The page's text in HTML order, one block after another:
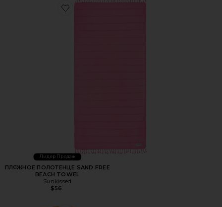
Favorite ПЛЯЖНОЕ ПОЛОТЕНЦЕ SAND FREE BEACH
Лидер Продаж
ПЛЯЖНОЕ ПОЛОТЕНЦЕ SAND FREE
BEACH TOWEL
Sunkissed
$56